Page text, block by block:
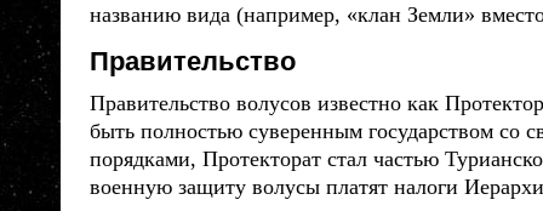
названию вида (например, «клан Земли»
Правительство
Правительство волусов известно как
быть полностью суверенным государством со
порядками, Протекторат стал частью
военную защиту волусы платят налоги